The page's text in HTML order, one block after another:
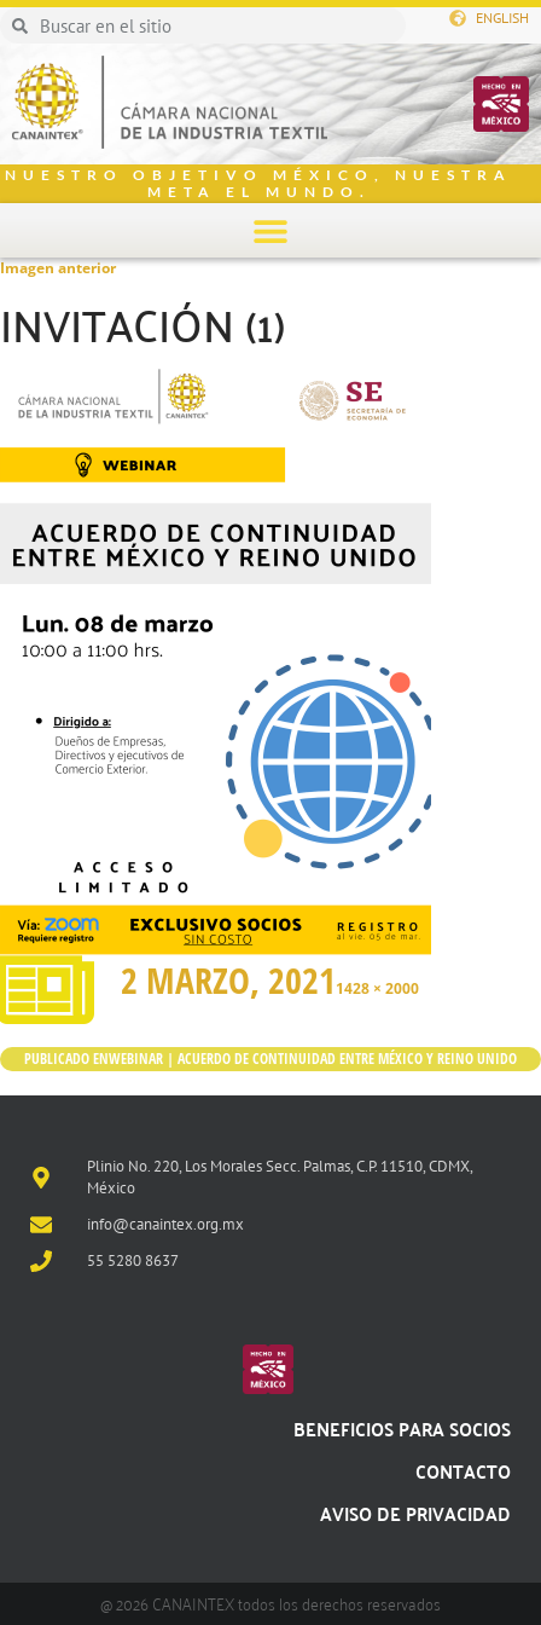
ENGLISH
NUESTRO OBJETIVO MÉXICO, NUESTRA
META EL MUNDO.
Imagen anterior
INVITACIÓN (1)
2 MARZO, 2021 1428 × 2000
PUBLICADO ENWEBINAR | ACUERDO DE CONTINUIDAD ENTRE MÉXICO Y REINO UNIDO
Plinio No. 220, Los Morales Secc. Palmas, C.P. 11510, CDMX,
México
info@canaintex.org.mx
55 5280 8637
BENEFICIOS PARA SOCIOS
CONTACTO
AVISO DE PRIVACIDAD
@ 2026 CANAINTEX todos los derechos reservados